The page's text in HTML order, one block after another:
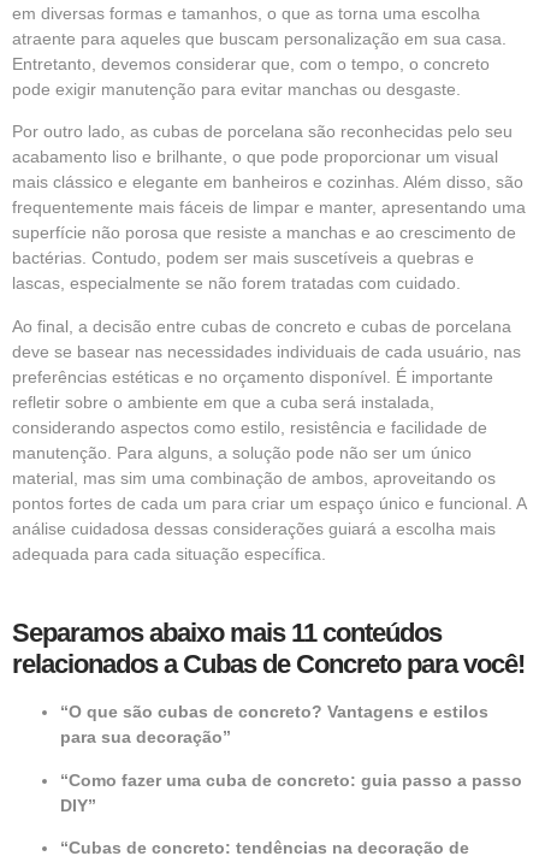
em diversas formas e tamanhos, o que as torna uma escolha
atraente para aqueles que buscam personalização em sua casa.
Entretanto, devemos considerar que, com o tempo, o concreto
pode exigir manutenção para evitar manchas ou desgaste.
Por outro lado, as cubas de porcelana são reconhecidas pelo seu
acabamento liso e brilhante, o que pode proporcionar um visual
mais clássico e elegante em banheiros e cozinhas. Além disso, são
frequentemente mais fáceis de limpar e manter, apresentando uma
superfície não porosa que resiste a manchas e ao crescimento de
bactérias. Contudo, podem ser mais suscetíveis a quebras e
lascas, especialmente se não forem tratadas com cuidado.
Ao final, a decisão entre cubas de concreto e cubas de porcelana
deve se basear nas necessidades individuais de cada usuário, nas
preferências estéticas e no orçamento disponível. É importante
refletir sobre o ambiente em que a cuba será instalada,
considerando aspectos como estilo, resistência e facilidade de
manutenção. Para alguns, a solução pode não ser um único
material, mas sim uma combinação de ambos, aproveitando os
pontos fortes de cada um para criar um espaço único e funcional. A
análise cuidadosa dessas considerações guiará a escolha mais
adequada para cada situação específica.
Separamos abaixo mais 11 conteúdos
relacionados a Cubas de Concreto para você!
“O que são cubas de concreto? Vantagens e estilos
para sua decoração”
“Como fazer uma cuba de concreto: guia passo a passo
DIY”
“Cubas de concreto: tendências na decoração de